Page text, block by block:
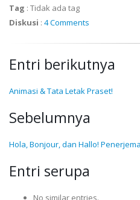
Tag : Tidak ada tag
Diskusi : 4 Comments
Entri berikutnya
Animasi & Tata Letak Praset!
Sebelumnya
Hola, Bonjour, dan Hallo!
Entri serupa
No similar entries.